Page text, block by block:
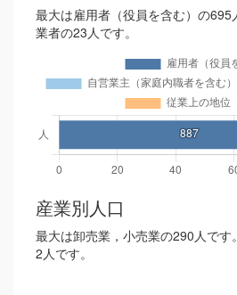
最大は雇用者（役員を含む）の695
業者の23人です。
産業別人口
最大は卸売業，小売業の290人で
2人です。